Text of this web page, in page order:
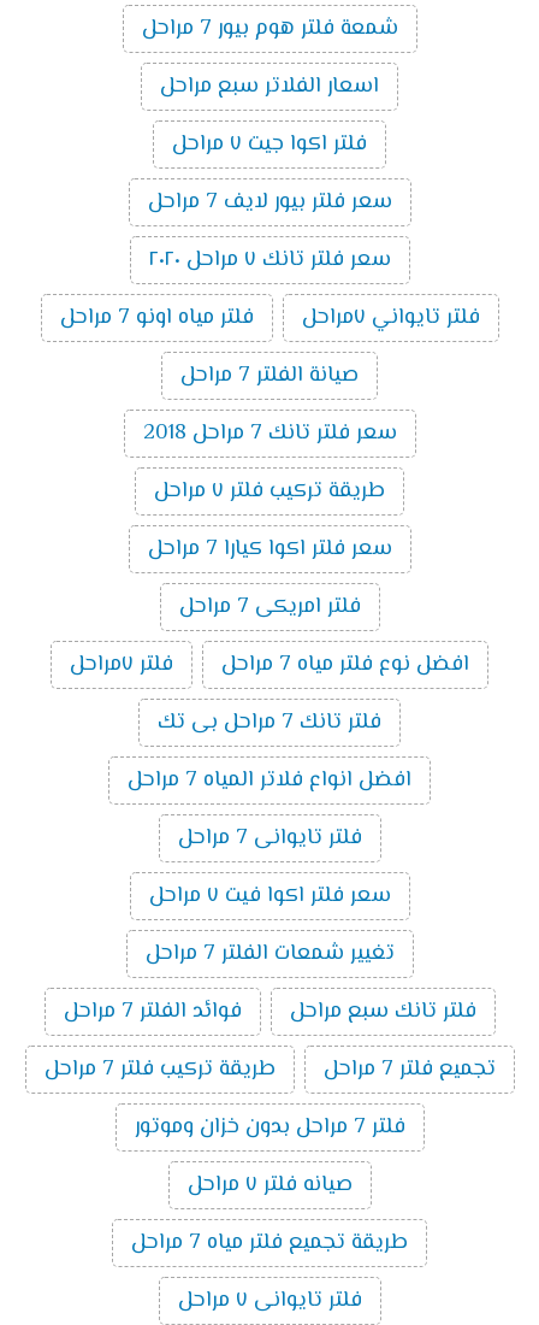
شمعة فلتر هوم بيور 7 مراحل
اسعار الفلاتر سبع مراحل
فلتر اكوا جيت ٧ مراحل
سعر فلتر بيور لايف 7 مراحل
سعر فلتر تانك ٧ مراحل ٢٠٢٠
فلتر تايواني ٧مراحل
فلتر مياه اونو 7 مراحل
صيانة الفلتر 7 مراحل
سعر فلتر تانك 7 مراحل 2018
طريقة تركيب فلتر ٧ مراحل
سعر فلتر اكوا كيارا 7 مراحل
فلتر امريكى 7 مراحل
افضل نوع فلتر مياه 7 مراحل
فلتر ٧مراحل
فلتر تانك 7 مراحل بى تك
افضل انواع فلاتر المياه 7 مراحل
فلتر تايوانى 7 مراحل
سعر فلتر اكوا فيت ٧ مراحل
تغيير شمعات الفلتر 7 مراحل
فلتر تانك سبع مراحل
فوائد الفلتر 7 مراحل
تجميع فلتر 7 مراحل
طريقة تركيب فلتر 7 مراحل
فلتر 7 مراحل بدون خزان وموتور
صيانه فلتر ٧ مراحل
طريقة تجميع فلتر مياه 7 مراحل
فلتر تايوانى ٧ مراحل